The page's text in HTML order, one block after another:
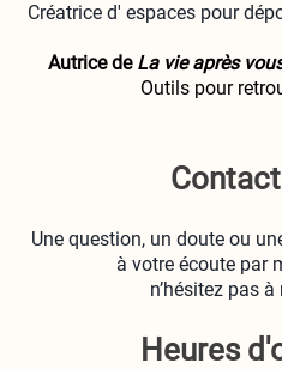
Créatrice d' espaces pour
Autrice de La vie après
Outils pour
Une question, un doute ou
à votre écoute par
n’hésitez pas
Heures